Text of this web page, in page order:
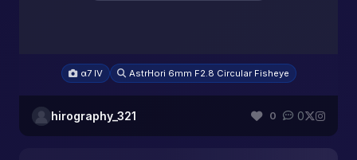
α7 IV AstrHori 6mm F2.8 Circular Fisheye
hirography_321 0 0